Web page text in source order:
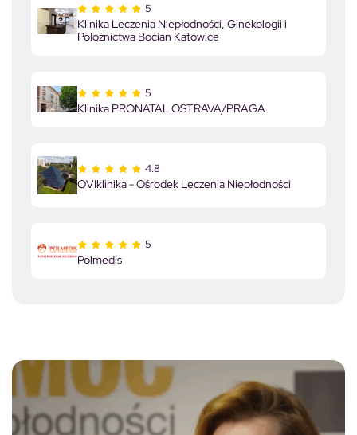
5
Klinika Leczenia Niepłodności, Ginekologii i
Położnictwa Bocian Katowice
5
Klinika PRONATAL OSTRAVA/PRAGA
4.8
OVIklinika - Ośrodek Leczenia Niepłodności
5
Polmedis